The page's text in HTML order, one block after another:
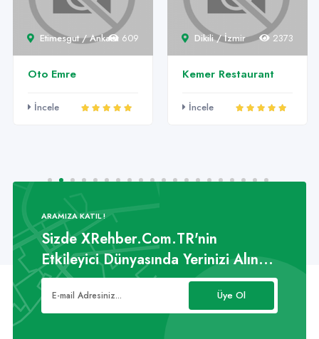
Etimesgut / Ankara609
Oto Emre
İncele
Dikili / İzmir 2373
Kemer Restaurant
İncele
ARAMIZA KATIL !
Sizde XRehber.Com.TR'nin
Etkileyici Dünyasında Yerinizi Alın...
Üye Ol